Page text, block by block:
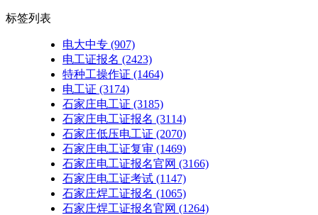
标签列表
电大中专 (907)
电工证报名 (2423)
特种工操作证 (1464)
电工证 (3174)
石家庄电工证 (3185)
石家庄电工证报名 (3114)
石家庄低压电工证 (2070)
石家庄电工证复审 (1469)
石家庄电工证报名官网 (3166)
石家庄电工证考试 (1147)
石家庄焊工证报名 (1065)
石家庄焊工证报名官网 (1264)